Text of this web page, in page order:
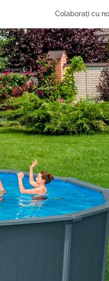
Colaborați cu